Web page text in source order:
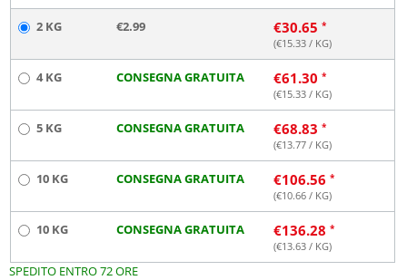
2 KG €2.99 €30.65
(€15.33 / KG)
4 KG CONSEGNA GRATUITA €61.30
(€15.33 / KG)
5 KG CONSEGNA GRATUITA €68.83
(€13.77 / KG)
10 KG CONSEGNA GRATUITA €106.56
(€10.66 / KG)
10 KG CONSEGNA GRATUITA €136.28
(€13.63 / KG)
SPEDITO ENTRO 72 ORE